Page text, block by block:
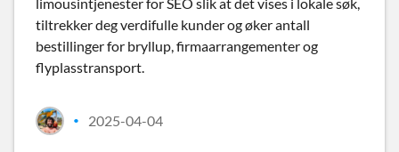
tiltrekker deg verdifulle kunder og øker antall
bestillinger for bryllup, firmaarrangementer og
flyplasstransport.
• 2025-04-04